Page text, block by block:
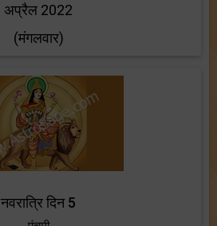
अप्रैल 2022
(मंगलवार)
नवरात्रि दिन 5